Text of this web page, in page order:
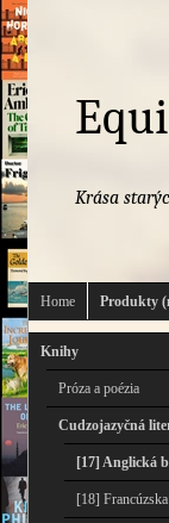
Krása
Home Produkty
Knihy
Próza a poézia
Cudzojazyčná
[17] Anglická
[18]